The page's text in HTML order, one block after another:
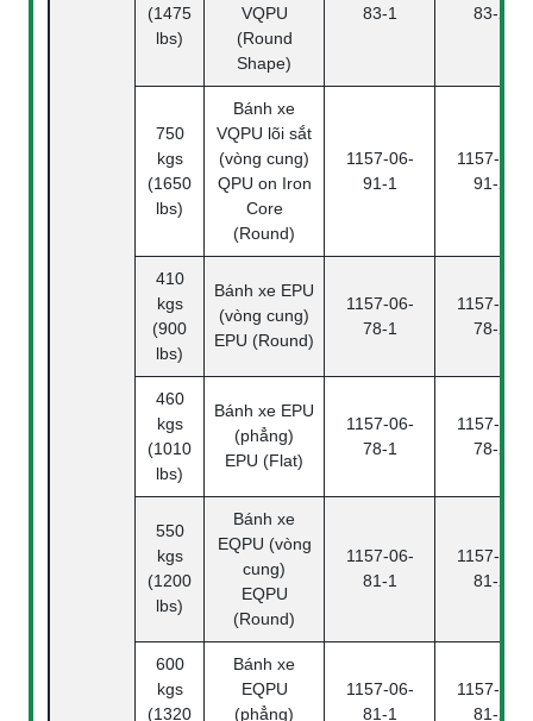
(1475
lbs)
VQPU
(Round
Shape)
83-1
83-2
750
kgs
(1650
lbs)
Bánh xe
VQPU lõi sắt
(vòng cung)
QPU on Iron
Core
(Round)
1157-06-
91-1
1157-06-
91-2
410
kgs
(900
lbs)
Bánh xe EPU
(vòng cung)
EPU (Round)
1157-06-
78-1
1157-06-
78-2
460
kgs
(1010
lbs)
Bánh xe EPU
(phẳng)
EPU (Flat)
1157-06-
78-1
1157-06-
78-2
550
kgs
(1200
lbs)
Bánh xe
EQPU (vòng
cung)
EQPU
(Round)
1157-06-
81-1
1157-06-
81-2
600
kgs
(1320
Bánh xe
EQPU
(phẳng)
1157-06-
81-1
1157-06-
81-2